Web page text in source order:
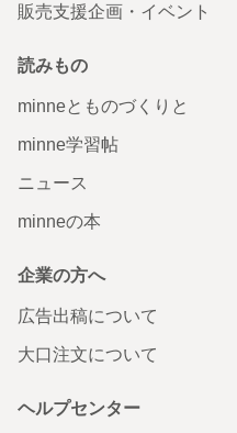
販売支援企画・イベント
読みもの
minneとものづくりと
minne学習帖
ニュース
minneの本
企業の方へ
広告出稿について
大口注文について
ヘルプセンター